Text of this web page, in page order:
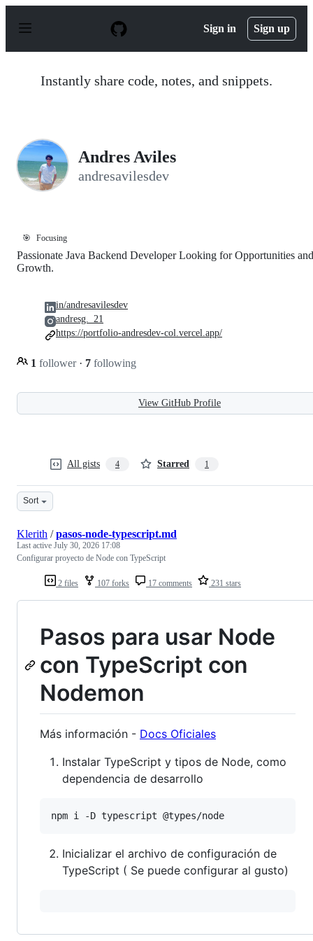
p
Sign in Sign up
Instantly share code, notes, and snippets.
Andres Aviles
andresavilesdev
🎯 Focusing
Passionate Java Backend Developer Looking for Opportunities and
Growth.
1 follower · 7 following
in/andresavilesdev
andresg._21
https://portfolio-andresdev-col.vercel.app/
View GitHub Profile
All gists 4 Starred 1
Sort
2 files 107 forks 17 comments 231 stars
Klerith /pasos-node-typescript.md
Last active July 30, 2026 17:08
Configurar proyecto de Node con TypeScript
Pasos para usar Node
con TypeScript con
Nodemon
Más información - Docs Oficiales
Instalar TypeScript y tipos de Node, como
dependencia de desarrollo
Inicializar el archivo de configuración de
TypeScript ( Se puede configurar al gusto)